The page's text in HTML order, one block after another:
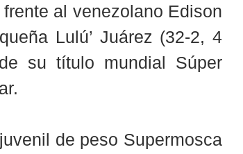
al venezolano Edison
Lulú’ Juárez (32-2, 4
su título mundial Súper
de peso Supermosca